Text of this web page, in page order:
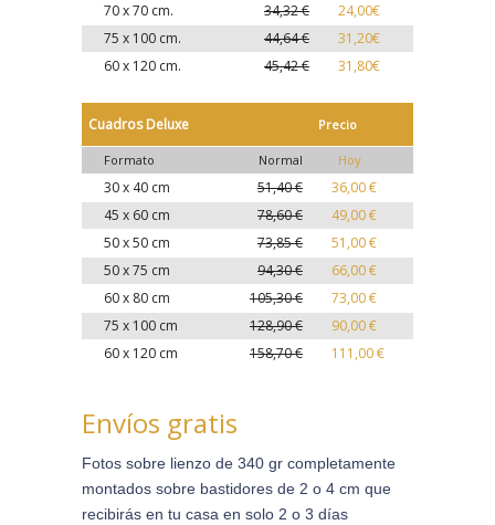
70 x 70 cm.
34,32 €
24,00€
75 x 100 cm.
44,64 €
31,20€
60 x 120 cm.
45,42 € 31,80€
Cuadros Deluxe Precio
Formato Normal Hoy
30 x 40 cm 51,40 €
36,00 €
45 x 60 cm
78,60 €
49,00 €
50 x 50 cm
73,85 €
51,00 €
50 x 75 cm
94,30 €
66,00 €
60 x 80 cm
105,30 €
73,00 €
75 x 100 cm
128,90 €
90,00 €
60 x 120 cm
158,70 € 111,00 €
Envíos gratis
Fotos sobre lienzo de 340 gr completamente
montados sobre bastidores de 2 o 4 cm que
recibirás en tu casa en solo 2 o 3 días